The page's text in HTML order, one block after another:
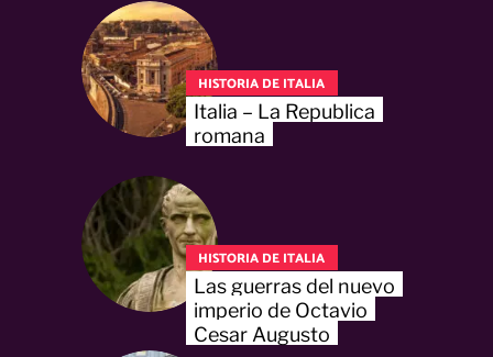
HISTORIA DE ITALIA
Italia – La Republica
romana
HISTORIA DE ITALIA
Las guerras del nuevo
imperio de Octavio
Cesar Augusto